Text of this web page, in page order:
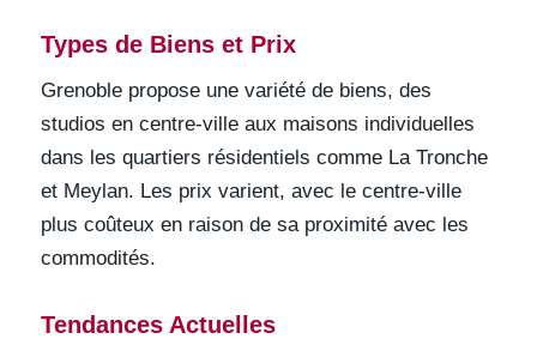
Types de Biens et Prix
Grenoble propose une variété de biens, des
studios en centre-ville aux maisons individuelles
dans les quartiers résidentiels comme La Tronche
et Meylan. Les prix varient, avec le centre-ville
plus coûteux en raison de sa proximité avec les
commodités.
Tendances Actuelles